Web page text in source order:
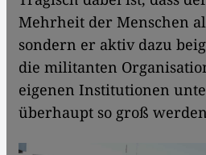
Mehrheit der Menschen
sondern er aktiv dazu
die militanten
eigenen Institutionen
überhaupt so groß